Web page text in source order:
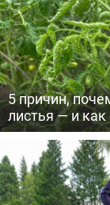
5 причин,
листья — и как